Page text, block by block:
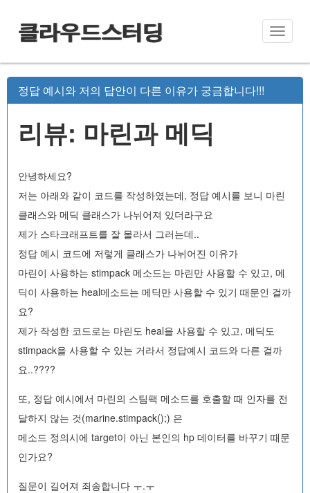
Toggle
클라우드스터딩
정답 예시와 저의 답안이 다른 이유가 궁금합니다!!!
리뷰: 마린과 메딕
안녕하세요?
저는 아래와 같이 코드를 작성하였는데, 정답 예시를 보니 마린
클래스와 메딕 클래스가 나뉘어져 있더라구요
제가 스타크래프트를 잘 몰라서 그러는데..
정답 예시 코드에 저렇게 클래스가 나뉘어진 이유가
마린이 사용하는 stimpack 메소드는 마린만 사용할 수 있고, 메
딕이 사용하는 heal메소드는 메딕만 사용할 수 있기 때문인 걸까
요?
제가 작성한 코드로는 마린도 heal을 사용할 수 있고, 메딕도
stimpack을 사용할 수 있는 거라서 정답예시 코드와 다른 걸까
요..????
또, 정답 예시에서 마린의 스팀팩 메소드를 호출할 때 인자를 전
달하지 않는 것(marine.stimpack();) 은
메소드 정의시에 target이 아닌 본인의 hp 데이터를 바꾸기 때문
인가요?
질문이 길어져 죄송합니다 ㅜ.ㅜ